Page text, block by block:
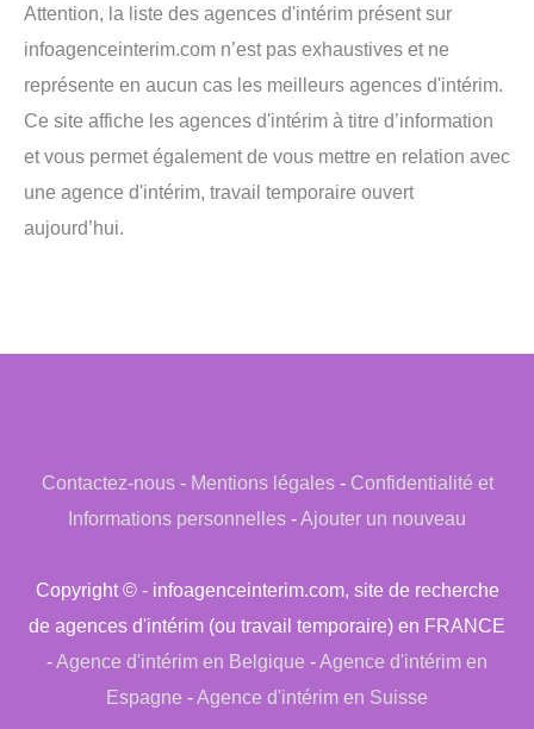
Attention, la liste des agences d'intérim présent sur
infoagenceinterim.com n’est pas exhaustives et ne
représente en aucun cas les meilleurs agences d'intérim.
Ce site affiche les agences d'intérim à titre d’information
et vous permet également de vous mettre en relation avec
une agence d'intérim, travail temporaire ouvert
aujourd’hui.
Contactez-nous- Mentions légales- Confidentialité et
Informations personnelles -Ajouter un nouveau
Copyright © - infoagenceinterim.com, site de recherche
de agences d'intérim (ou travail temporaire) en FRANCE
-Agence d'intérim en Belgique -Agence d'intérim en
Espagne -Agence d'intérim en Suisse